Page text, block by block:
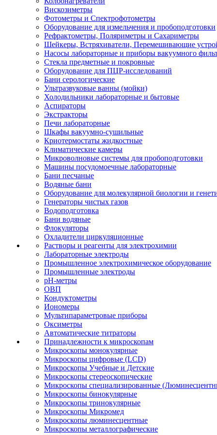
Вискозиметры
Фотометры и Спектрофотометры
Оборудование для измельчения и пробоподготовки
Рефрактометры, Поляриметры и Сахариметры
Шейкеры, Встряхиватели, Перемешивающие
Насосы лабораторные и приборы вакуумного
Стекла предметные и покровные
Оборудование для ПЦР-исследований
Бани серологические
Ультразвуковые ванны (мойки)
Холодильники лабораторные и бытовые
Аспираторы
Экстракторы
Печи лабораторные
Шкафы вакуумно-сушильные
Криотермостаты жидкостные
Климатические камеры
Микроволновые системы для пробоподготовки
Машины посудомоечные лабораторные
Бани песчаные
Водяные бани
Оборудование для молекулярной биологии и
Генераторы чистых газов
Водоподготовка
Бани водяные
Флокуляторы
Охладители циркуляционные
Растворы и реагенты для электрохимии
Лабораторные электроды
Промышленное электрохимическое оборудование
Промышленные электроды
pH-метры
ОВП
Кондуктометры
Иономеры
Мультипараметровые приборы
Оксиметры
Автоматические титраторы
Принадлежности к микроскопам
Микроскопы монокулярные
Микроскопы цифровые (LCD)
Микроскопы Учебные и Детские
Микроскопы стереоскопические
Микроскопы специализированные
Микроскопы бинокулярные
Микроскопы тринокулярные
Микроскопы Микромед
Микроскопы люминесцентные
Микроскопы металлографические